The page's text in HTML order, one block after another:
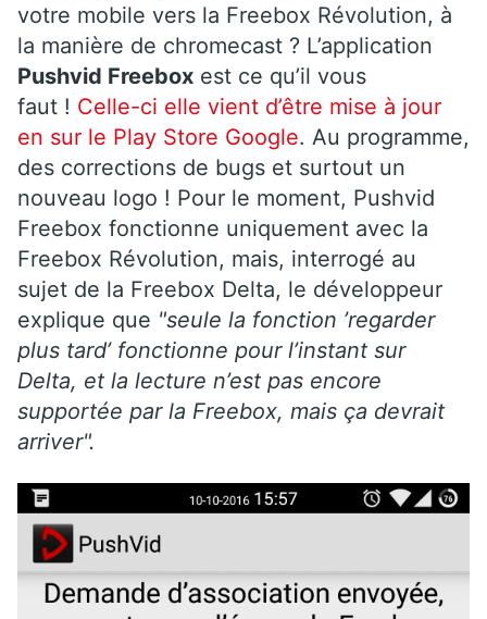
votre mobile vers la Freebox Révolution, à
la manière de chromecast ? L’application
Pushvid Freebox est ce qu’il vous
faut ! Celle-ci elle vient d’être mise à jour
en sur le Play Store Google. Au programme,
des corrections de bugs et surtout un
nouveau logo ! Pour le moment, Pushvid
Freebox fonctionne uniquement avec la
Freebox Révolution, mais, interrogé au
sujet de la Freebox Delta, le développeur
explique que "seule la fonction ’regarder
plus tard’ fonctionne pour l’instant sur
Delta, et la lecture n’est pas encore
supportée par la Freebox, mais ça devrait
arriver".